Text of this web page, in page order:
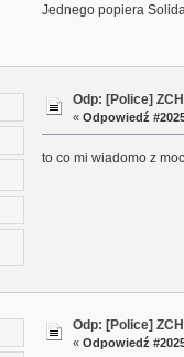
Jednego popiera
Odp: [Police]
«Odpowiedź
to co mi wiadomo z
Odp: [Police]
«Odpowiedź